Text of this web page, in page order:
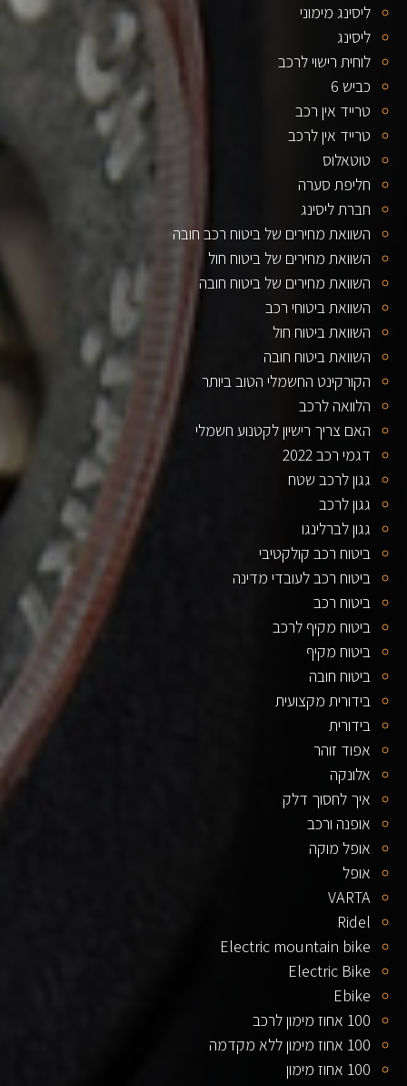
ליסינג מימוני
ליסינג
לוחית רישוי לרכב
כביש 6
טרייד אין רכב
טרייד אין לרכב
טוטאלוס
חליפת סערה
חברת ליסינג
השוואת מחירים של ביטוח רכב חובה
השוואת מחירים של ביטוח חול
השוואת מחירים של ביטוח חובה
השוואת ביטוחי רכב
השוואת ביטוח חול
השוואת ביטוח חובה
הקורקינט החשמלי הטוב ביותר
הלוואה לרכב
האם צריך רישיון לקטנוע חשמלי
דגמי רכב 2022
גגון לרכב שטח
גגון לרכב
גגון לברלינגו
ביטוח רכב קולקטיבי
ביטוח רכב לעובדי מדינה
ביטוח רכב
ביטוח מקיף לרכב
ביטוח מקיף
ביטוח חובה
בידורית מקצועית
בידורית
אפוד זוהר
אלונקה
איך לחסוך דלק
אופנה ורכב
אופל מוקה
אופל
VARTA
Ridel
Electric mountain bike
Electric Bike
Ebike
100 אחוז מימון לרכב
100 אחוז מימון ללא מקדמה
100 אחוז מימון